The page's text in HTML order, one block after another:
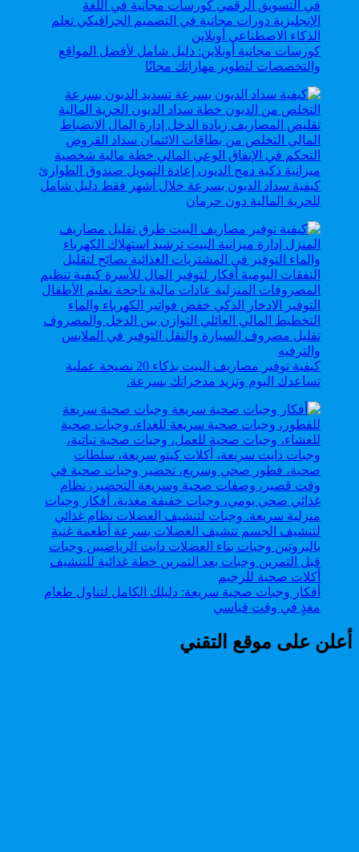
كورسات مجانية أونلاين: دليل شامل لأفضل المواقع
والتخصصات لتطوير مهاراتك مجانًا
كيفية سداد الديون بسرعة خلال أشهر فقط دليل شامل
للحرية المالية دون حرمان
كيفية توفير مصاريف البيت بذكاء 20 نصيحة عملية
تساعدك اليوم وتزيد مدخراتك بسرعة.
أفكار وجبات صحية سريعة: دليلك الكامل لتناول طعام
مغذٍ في وقت قياسي
أعلن على موقع التقني